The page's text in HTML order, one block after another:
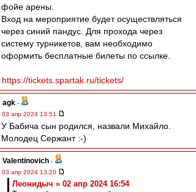
фойе арены.
Вход на мероприятие будет осуществляться
через синий пандус. Для прохода через
систему турникетов, вам необходимо
оформить бесплатные билеты по ссылке.
https://tickets.spartak.ru/tickets/
agk -
03 апр 2024 13:51
У Бабича сын родился, назвали Михайло.
Молодец Сержант :-)
Valentinovich -
03 апр 2024 13:20
Леонидыч » 02 апр 2024 16:54